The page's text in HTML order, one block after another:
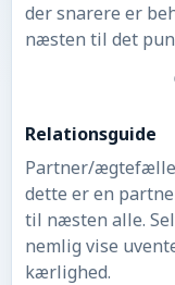
der snarere er
næsten til det
Relationsguide
Partner/ægtefælle
dette er en
til næsten alle.
nemlig vise
kærlighed.